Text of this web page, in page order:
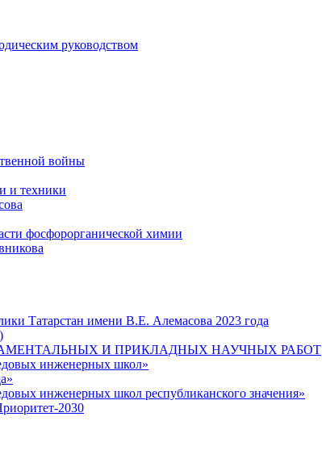
руководством
войны
и техники
фосфорорганической химии
Татарстан имени В.Е. Алемасова 2023 года
И ПРИКЛАДНЫХ НАУЧНЫХ РАБОТ
инженерных школ»
инженерных школ республиканского значения»
2030